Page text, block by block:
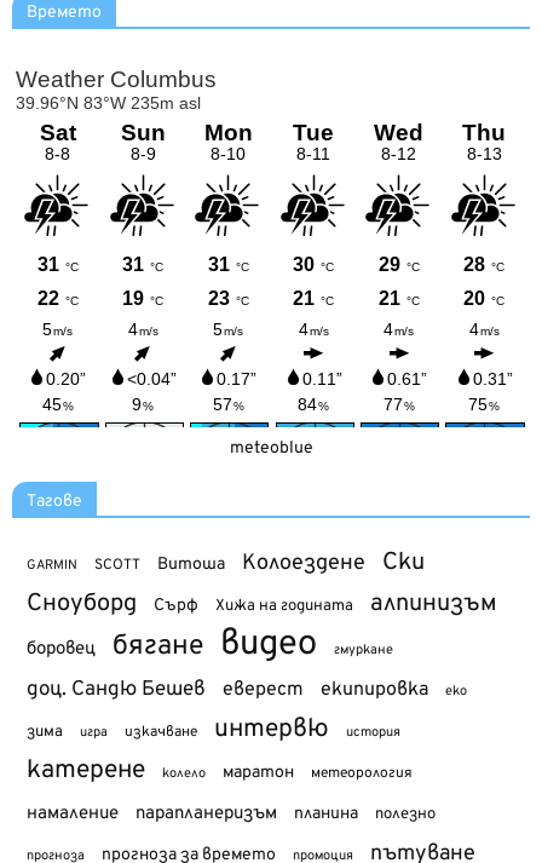
Времето
meteoblue
Тагове
GARMIN SCOTT Витоша Колоездене Ски
Сноуборд Сърф Хижа на годината алпинизъм
боровец бягане видео гмуркане
доц. Сандю Бешев еверест екипировка еко
зима игра изкачване интервю история
катерене колело маратон метеорология
намаление парапланеризъм планина полезно
прогноза прогноза за времето промоция пътуване